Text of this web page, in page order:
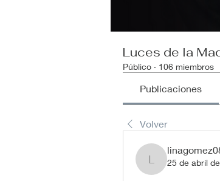
Luces de la
Público · 106 miembros
Publicaciones
Volver
25 de abril